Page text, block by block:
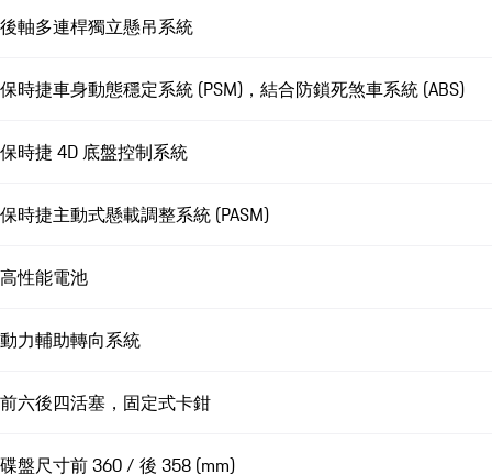
後軸多連桿獨立懸吊系統
保時捷車身動態穩定系統 (PSM)，結合防鎖死煞車系統 (ABS)
保時捷 4D 底盤控制系統
保時捷主動式懸載調整系統 (PASM)
高性能電池
動力輔助轉向系統
前六後四活塞，固定式卡鉗
碟盤尺寸前 360 / 後 358 (mm)